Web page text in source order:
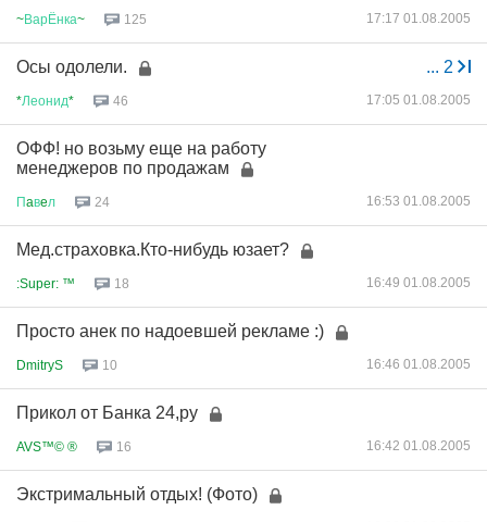
~ВарЁнка~ 125 17:17 01.08.2005
... 2
Осы одолели.
*Леонид* 46 17:05 01.08.2005
ОФФ! но возьму еще на работу
менеджеров по продажам
Пaвeл 24 16:53 01.08.2005
Мед.страховка.Кто-нибудь юзает?
:Super: ™ 18 16:49 01.08.2005
Просто анек по надоевшей рекламе :)
DmitryS 10 16:46 01.08.2005
Прикол от Банка 24,ру
AVS™© ® 16 16:42 01.08.2005
Экстримальный отдых! (Фото)